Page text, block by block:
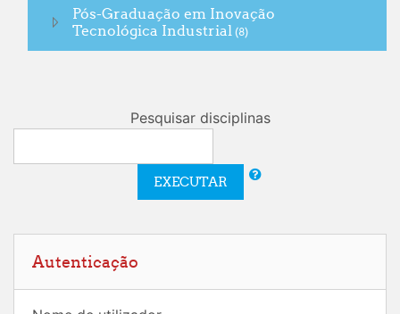
Pós-Graduação em Inovação
Tecnológica Industrial (8)
Pesquisar disciplinas
EXECUTAR
Autenticação